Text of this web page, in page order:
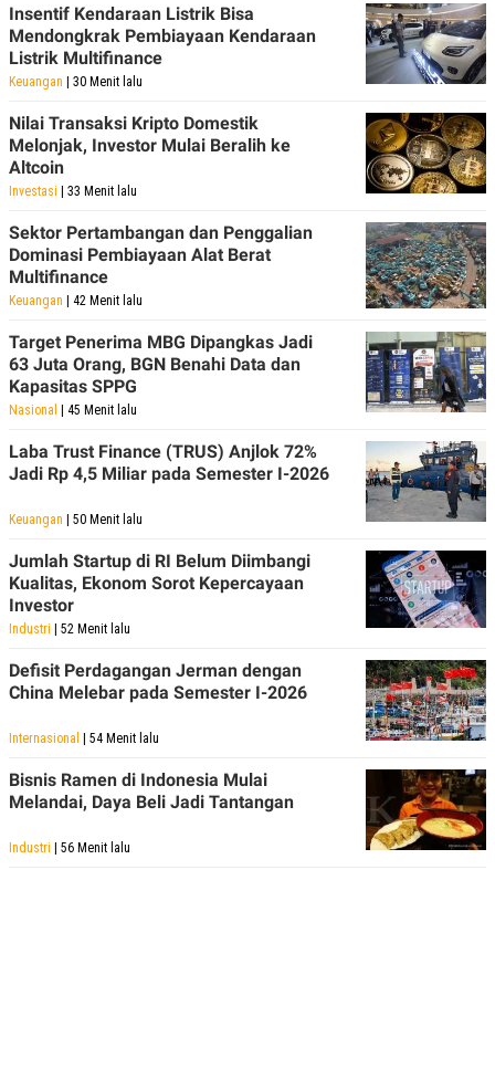
Insentif Kendaraan Listrik Bisa
Mendongkrak Pembiayaan Kendaraan
Listrik Multifinance
Keuangan | 30 Menit lalu
Nilai Transaksi Kripto Domestik
Melonjak, Investor Mulai Beralih ke
Altcoin
Investasi | 33 Menit lalu
Sektor Pertambangan dan Penggalian
Dominasi Pembiayaan Alat Berat
Multifinance
Keuangan | 42 Menit lalu
Target Penerima MBG Dipangkas Jadi
63 Juta Orang, BGN Benahi Data dan
Kapasitas SPPG
Nasional | 45 Menit lalu
Laba Trust Finance (TRUS) Anjlok 72%
Jadi Rp 4,5 Miliar pada Semester I-2026
Keuangan | 50 Menit lalu
Jumlah Startup di RI Belum Diimbangi
Kualitas, Ekonom Sorot Kepercayaan
Investor
Industri | 52 Menit lalu
Defisit Perdagangan Jerman dengan
China Melebar pada Semester I-2026
Internasional | 54 Menit lalu
Bisnis Ramen di Indonesia Mulai
Melandai, Daya Beli Jadi Tantangan
Industri | 56 Menit lalu